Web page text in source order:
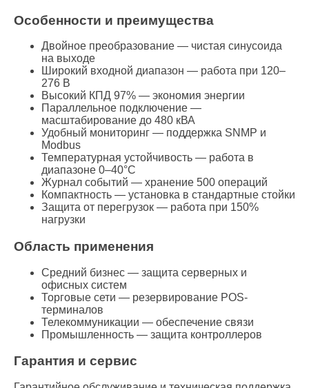
Особенности и преимущества
Двойное преобразование — чистая синусоида
на выходе
Широкий входной диапазон — работа при 120–
276 В
Высокий КПД 97% — экономия энергии
Параллельное подключение —
масштабирование до 480 кВА
Удобный мониторинг — поддержка SNMP и
Modbus
Температурная устойчивость — работа в
диапазоне 0–40°C
Журнал событий — хранение 500 операций
Компактность — установка в стандартные стойки
Защита от перегрузок — работа при 150%
нагрузки
Область применения
Средний бизнес — защита серверных и
офисных систем
Торговые сети — резервирование POS-
терминалов
Телекоммуникации — обеспечение связи
Промышленность — защита контроллеров
Гарантия и сервис